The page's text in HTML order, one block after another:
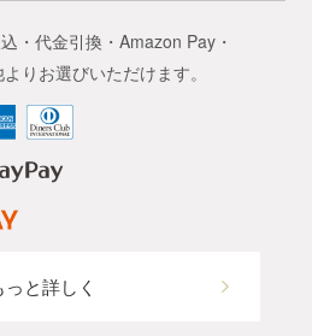
・代金引換・Amazon Pay・
りお選びいただけます。
っと詳しく